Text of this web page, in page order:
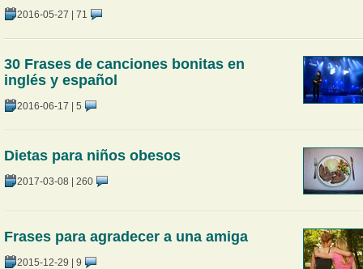
2016-05-27 | 71
30 Frases de canciones bonitas en
inglés y español
2016-06-17 | 5
Dietas para niños obesos
2017-03-08 | 260
Frases para agradecer a una amiga
2015-12-29 | 9